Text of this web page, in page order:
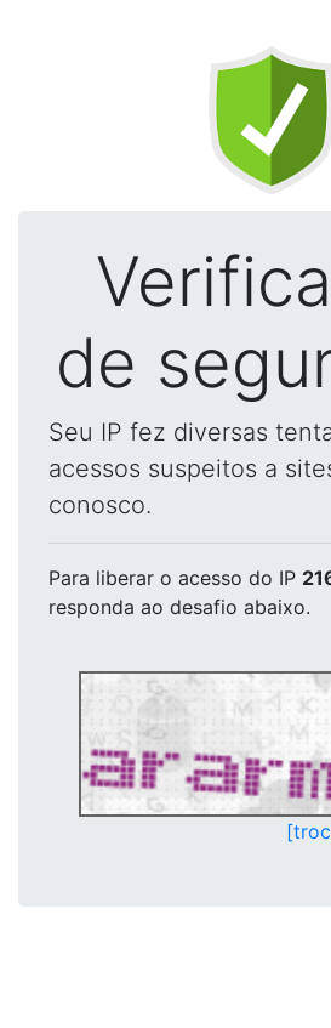
de
Seu IP fez diversas
acessos suspeitos a
conosco.
Para liberar o acesso do IP
responda ao desafio abaixo.